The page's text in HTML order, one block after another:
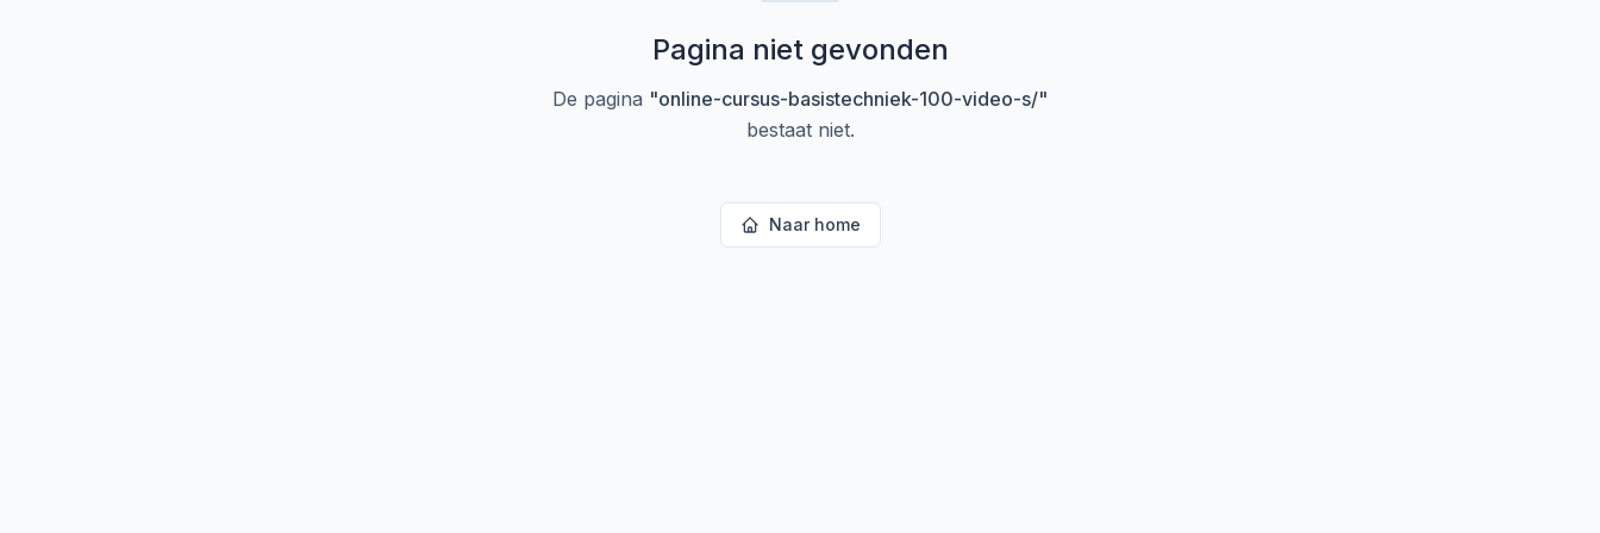
Pagina niet gevonden
De pagina "online-cursus-basistechniek-100-video-s/"
bestaat niet.
Naar home